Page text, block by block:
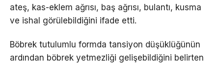
ateş, kas-eklem ağrısı, baş ağrısı, bulantı, kusma
ve ishal görülebildiğini ifade etti.
Böbrek tutulumlu formda tansiyon düşüklüğünün
ardından böbrek yetmezliği gelişebildiğini belirten